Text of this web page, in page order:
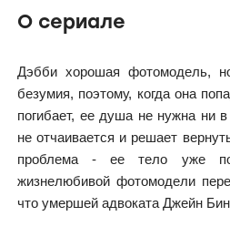
О сериале
Дэбби хорошая фотомодель,
безумия, поэтому, когда она
погибает, ее душа не нужна ни
не отчаивается и решает
проблема - ее тело уже
жизнелюбивой фотомодели
что умершей адвоката Джейн